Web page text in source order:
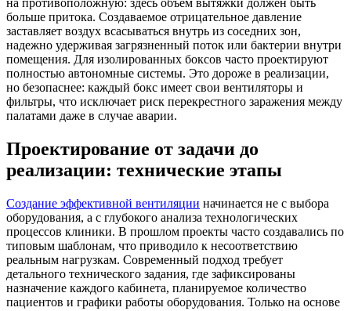
на противоположную: здесь объем вытяжки должен быть
больше притока. Создаваемое отрицательное давление
заставляет воздух всасываться внутрь из соседних зон,
надежно удерживая загрязненный поток или бактерии внутри
помещения. Для изолированных боксов часто проектируют
полностью автономные системы. Это дороже в реализации,
но безопаснее: каждый бокс имеет свои вентиляторы и
фильтры, что исключает риск перекрестного заражения между
палатами даже в случае аварии.
Проектирование от задачи до
реализации: технические этапы
Создание эффективной вентиляции начинается не с выбора
оборудования, а с глубокого анализа технологических
процессов клиники. В прошлом проекты часто создавались по
типовым шаблонам, что приводило к несоответствию
реальным нагрузкам. Современный подход требует
детального технического задания, где зафиксированы
назначение каждого кабинета, планируемое количество
пациентов и графики работы оборудования. Только на основе